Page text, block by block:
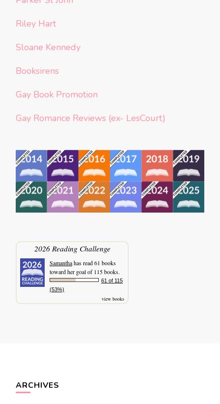
Riley Hart
Sloane Kennedy
Booksirens
Gay Book Promotion
Gay Romance Reviews (ex- LesCourt)
2026 Reading Challenge
Samanthahas read 61 books
toward her goal of 115 books.
61 of 115
(53%)
view books
ARCHIVES